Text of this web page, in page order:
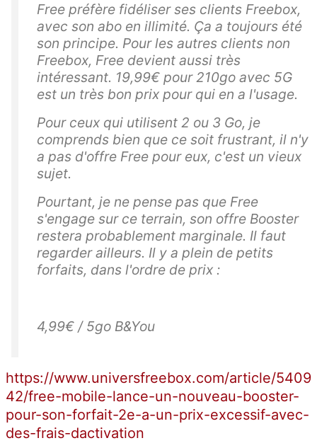
Free préfère fidéliser ses clients Freebox,
avec son abo en illimité. Ça a toujours été
son principe. Pour les autres clients non
Freebox, Free devient aussi très
intéressant. 19,99€ pour 210go avec 5G
est un très bon prix pour qui en a l'usage.
Pour ceux qui utilisent 2 ou 3 Go, je
comprends bien que ce soit frustrant, il n'y
a pas d'offre Free pour eux, c'est un vieux
sujet.
Pourtant, je ne pense pas que Free
s'engage sur ce terrain, son offre Booster
restera probablement marginale. Il faut
regarder ailleurs. Il y a plein de petits
forfaits, dans l'ordre de prix :
4,99€ / 5go B&You
https://www.universfreebox.com/article/5409
42/free-mobile-lance-un-nouveau-booster-
pour-son-forfait-2e-a-un-prix-excessif-avec-
des-frais-dactivation